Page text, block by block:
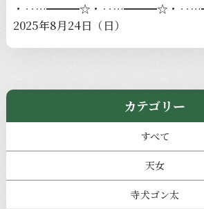
・‥…━━━☆・‥…━━━☆・
2025年8月24日（日）
カテゴリー
すべて
天女
寺犬ゴン太